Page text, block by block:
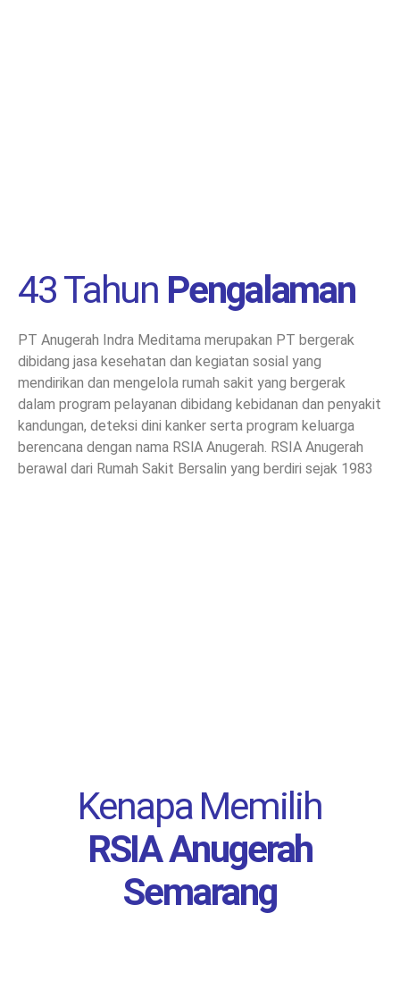
43 Tahun Pengalaman
PT Anugerah Indra Meditama merupakan PT bergerak
dibidang jasa kesehatan dan kegiatan sosial yang
mendirikan dan mengelola rumah sakit yang bergerak
dalam program pelayanan dibidang kebidanan dan penyakit
kandungan, deteksi dini kanker serta program keluarga
berencana dengan nama RSlA Anugerah. RSIA Anugerah
berawal dari Rumah Sakit Bersalin yang berdiri sejak 1983
Kenapa Memilih
RSIA Anugerah
Semarang